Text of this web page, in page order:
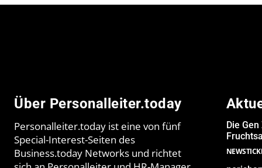
Über Personalleiter.today
Personalleiter.today ist eine von fünf
Special-Interest-Seiten des
Business.today Networks und richtet
Die